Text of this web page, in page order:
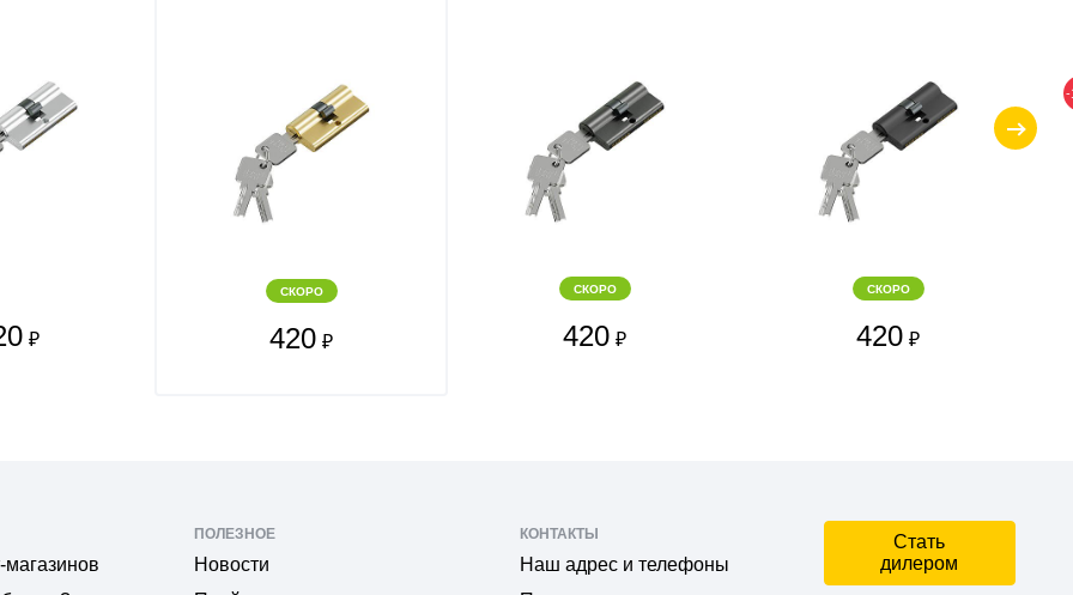
₽
СКОРО
420 ₽
СКОРО
420 ₽
СКОРО
420 ₽
-
магазинов
ПОЛЕЗНОЕ
Новости
КОНТАКТЫ
Наш адрес и телефоны
Стать
дилером